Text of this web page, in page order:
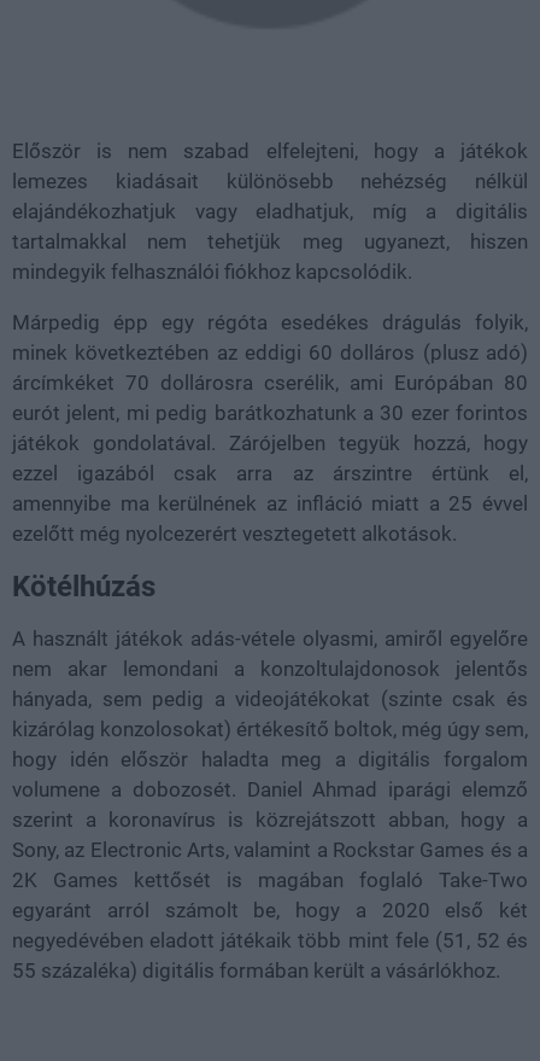
Először is nem szabad elfelejteni, hogy a játékok
lemezes kiadásait különösebb nehézség nélkül
elajándékozhatjuk vagy eladhatjuk, míg a digitális
tartalmakkal nem tehetjük meg ugyanezt, hiszen
mindegyik felhasználói fiókhoz kapcsolódik.
Márpedig épp egy régóta esedékes drágulás folyik,
minek következtében az eddigi 60 dolláros (plusz adó)
árcímkéket 70 dollárosra cserélik, ami Európában 80
eurót jelent, mi pedig barátkozhatunk a 30 ezer forintos
játékok gondolatával. Zárójelben tegyük hozzá, hogy
ezzel igazából csak arra az árszintre értünk el,
amennyibe ma kerülnének az infláció miatt a 25 évvel
ezelőtt még nyolcezerért vesztegetett alkotások.
Kötélhúzás
A használt játékok adás-vétele olyasmi, amiről egyelőre
nem akar lemondani a konzoltulajdonosok jelentős
hányada, sem pedig a videojátékokat (szinte csak és
kizárólag konzolosokat) értékesítő boltok, még úgy sem,
hogy idén először haladta meg a digitális forgalom
volumene a dobozosét. Daniel Ahmad iparági elemző
szerint a koronavírus is közrejátszott abban, hogy a
Sony, az Electronic Arts, valamint a Rockstar Games és a
2K Games kettősét is magában foglaló Take-Two
egyaránt arról számolt be, hogy a 2020 első két
negyedévében eladott játékaik több mint fele (51, 52 és
55 százaléka) digitális formában került a vásárlókhoz.